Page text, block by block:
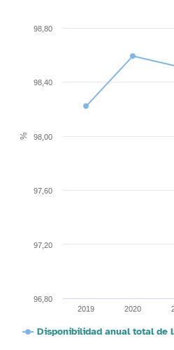
%
Disponibilidad anual total de
2019 2020
96,80
97,20
97,60
98,00
98,40
98,80